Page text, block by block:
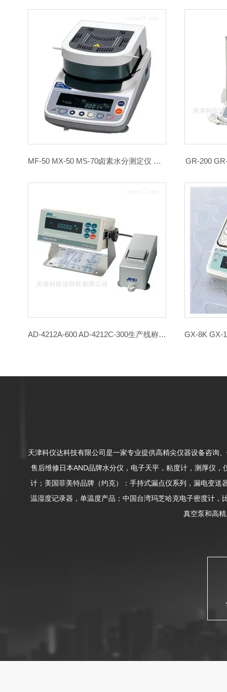
MF-50 MX-50 MS-70卤素水分测定仪 红外线水分仪 GR-200
AD-4212A-600 AD-4212C-300生产线称重系统 称重模块
天津科仪达科技有限公司是一家专业提供高精尖仪器设备咨询
售后维修日本AND品牌水分仪，电子天平，粘度计，测厚仪
计；美国菲美特品牌（约克）：手持式漏点仪系列，漏电变
温湿度记录器，单温度产品；中国台湾玛芝哈克电子密度计
真空泵和高